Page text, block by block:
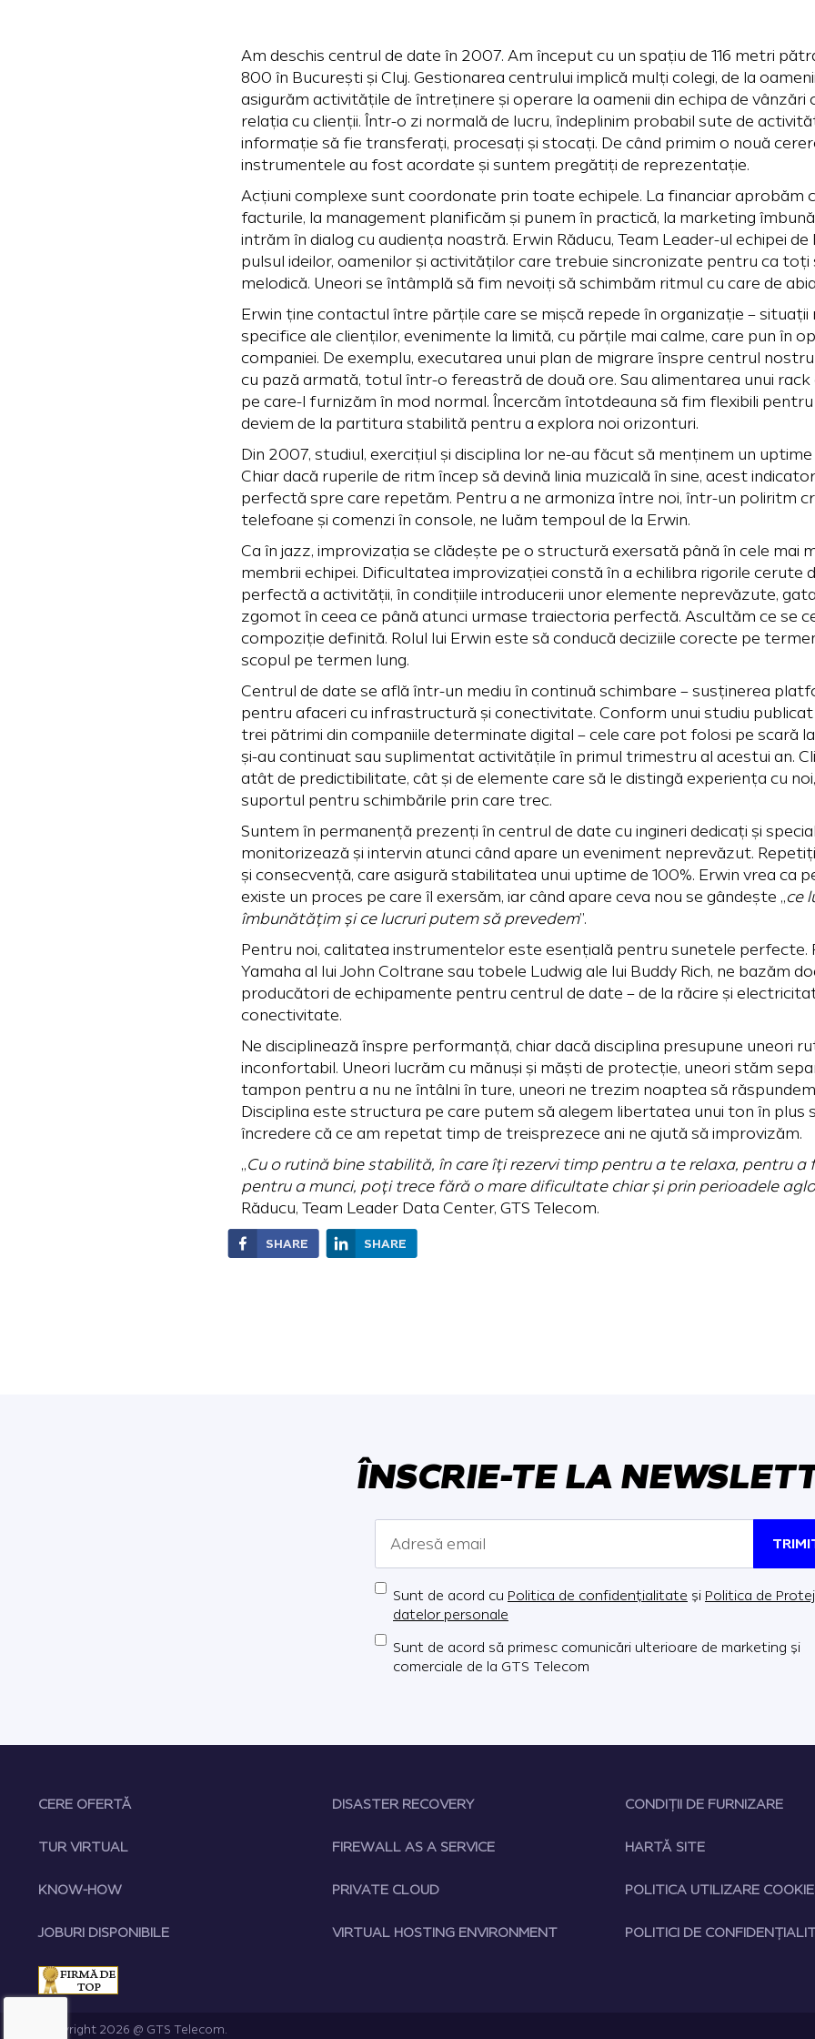
Am deschis centrul de date în 2007. Am început cu un spațiu de 116 metri
800 în București și Cluj. Gestionarea centrului implică mulți colegi, de la
asigurăm activitățile de întreținere și operare la oamenii din echipa de vânzări
relația cu clienții. Într-o zi normală de lucru, îndeplinim probabil sute de
informație să fie transferați, procesați și stocați. De când primim o nouă
instrumentele au fost acordate și suntem pregătiți de reprezentație.
Acțiuni complexe sunt coordonate prin toate echipele. La financiar aprobăm
facturile, la management planificăm și punem în practică, la marketing
intrăm în dialog cu audiența noastră. Erwin Răducu, Team Leader-ul echipei
pulsul ideilor, oamenilor și activităților care trebuie sincronizate pentru ca toți
melodică. Uneori se întâmplă să fim nevoiți să schimbăm ritmul cu care de
Erwin ține contactul între părțile care se mișcă repede în organizație –
specifice ale clienților, evenimente la limită, cu părțile mai calme, care pun în
companiei. De exemplu, executarea unui plan de migrare înspre centrul
cu pază armată, totul într-o fereastră de două ore. Sau alimentarea unui rack
pe care-l furnizăm în mod normal. Încercăm întotdeauna să fim flexibili
deviem de la partitura stabilită pentru a explora noi orizonturi.
Din 2007, studiul, exercițiul și disciplina lor ne-au făcut să menținem un
Chiar dacă ruperile de ritm încep să devină linia muzicală în sine, acest
perfectă spre care repetăm. Pentru a ne armoniza între noi, într-un poliritm
telefoane și comenzi în console, ne luăm tempoul de la Erwin.
Ca în jazz, improvizația se clădește pe o structură exersată până în cele mai
membrii echipei. Dificultatea improvizației constă în a echilibra rigorile cerute
perfectă a activității, în condițiile introducerii unor elemente neprevăzute,
zgomot în ceea ce până atunci urmase traiectoria perfectă. Ascultăm ce se
compoziție definită. Rolul lui Erwin este să conducă deciziile corecte pe
scopul pe termen lung.
Centrul de date se află într-un mediu în continuă schimbare – susținerea
pentru afaceri cu infrastructură și conectivitate. Conform unui studiu publicat
trei pătrimi din companiile determinate digital – cele care pot folosi pe scară
și-au continuat sau suplimentat activitățile în primul trimestru al acestui an.
atât de predictibilitate, cât și de elemente care să le distingă experiența cu
suportul pentru schimbările prin care trec.
Suntem în permanență prezenți în centrul de date cu ingineri dedicați și
monitorizează și intervin atunci când apare un eveniment neprevăzut.
și consecvență, care asigură stabilitatea unui uptime de 100%. Erwin vrea ca
existe un proces pe care îl exersăm, iar când apare ceva nou se gândește „ce
îmbunătățim și ce lucruri putem să prevedem”.
Pentru noi, calitatea instrumentelor este esențială pentru sunetele perfecte.
Yamaha al lui John Coltrane sau tobele Ludwig ale lui Buddy Rich, ne bazăm
producători de echipamente pentru centrul de date – de la răcire și
conectivitate.
Ne disciplinează înspre performanță, chiar dacă disciplina presupune uneori
inconfortabil. Uneori lucrăm cu mănuși și măști de protecție, uneori stăm
tampon pentru a nu ne întâlni în ture, uneori ne trezim noaptea să răspundem
Disciplina este structura pe care putem să alegem libertatea unui ton în plus
încredere că ce am repetat timp de treisprezece ani ne ajută să improvizăm.
„Cu o rutină bine stabilită, în care îți rezervi timp pentru a te relaxa, pentru a
pentru a munci, poți trece fără o mare dificultate chiar și prin perioadele
Răducu, Team Leader Data Center, GTS Telecom.
SHARE SHARE
ÎNSCRIE-TE LA
Sunt de acord cu Politica de confidențialitate și Politica de
datelor personale
Sunt de acord să primesc comunicări ulterioare de marketing și
comerciale de la GTS Telecom
CERE OFERTĂ
TUR VIRTUAL
KNOW-HOW
JOBURI DISPONIBILE
DISASTER RECOVERY
FIREWALL AS A SERVICE
PRIVATE CLOUD
VIRTUAL HOSTING ENVIRONMENT
CONDIȚII DE FURNIZARE
HARTĂ SITE
POLITICA UTILIZARE COOKIE
POLITICI DE
Copyright 2026 @ GTS Telecom.